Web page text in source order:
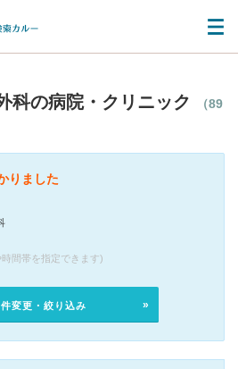
科の病院・クリニック
（89
りました
間帯を指定できます)
変更・絞り込み